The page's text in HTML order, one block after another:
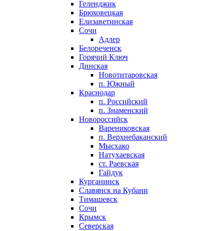
Геленджик
Брюховецкая
Елизаветинская
Сочи
Адлер
Белореченск
Горячий Ключ
Динская
Новотитаровская
п. Южный
Краснодар
п. Российский
п. Знаменский
Новороссийск
Варениковская
п. Верхнебаканский
Мысхако
Натухаевская
ст. Раевская
Гайдук
Курганинск
Славянск на Кубани
Тимашевск
Сочи
Крымск
Северская